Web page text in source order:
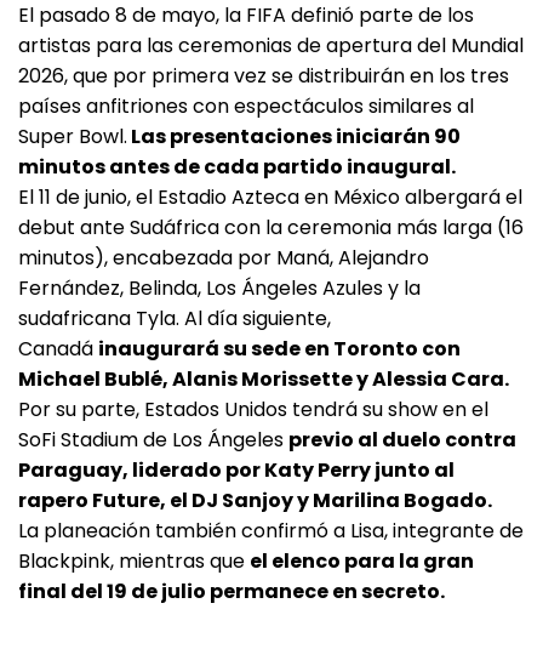
El pasado 8 de mayo, la FIFA definió parte de los
artistas para las ceremonias de apertura del Mundial
2026, que por primera vez se distribuirán en los tres
países anfitriones con espectáculos similares al
Super Bowl. Las presentaciones iniciarán 90
minutos antes de cada partido inaugural.
El 11 de junio, el Estadio Azteca en México albergará el
debut ante Sudáfrica con la ceremonia más larga (16
minutos), encabezada por Maná, Alejandro
Fernández, Belinda, Los Ángeles Azules y la
sudafricana Tyla. Al día siguiente,
Canadá inaugurará su sede en Toronto con
Michael Bublé, Alanis Morissette y Alessia Cara.
Por su parte, Estados Unidos tendrá su show en el
SoFi Stadium de Los Ángeles previo al duelo contra
Paraguay, liderado por Katy Perry junto al
rapero Future, el DJ Sanjoy y Marilina Bogado.
La planeación también confirmó a Lisa, integrante de
Blackpink, mientras que el elenco para la gran
final del 19 de julio permanece en secreto.